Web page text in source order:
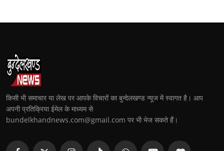
किसी भी समाचार या लेख पर आपके विचारों का बुन्देलखण्ड न्यूज में स्वागत है। आप
अपनी प्रतिक्रिया ईमेल के माध्यम से
bundelkhandnews.com@gmail.com पर भी भेज सकते हैं।